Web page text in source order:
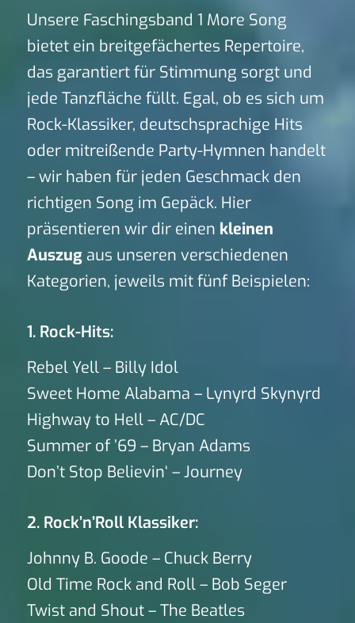
Unsere Faschingsband 1 More Song
bietet ein breitgefächertes Repertoire,
das garantiert für Stimmung sorgt und
jede Tanzfläche füllt. Egal, ob es sich um
Rock-Klassiker, deutschsprachige Hits
oder mitreißende Party-Hymnen handelt
– wir haben für jeden Geschmack den
richtigen Song im Gepäck. Hier
präsentieren wir dir einen kleinen
Auszugaus unseren verschiedenen
Kategorien, jeweils mit fünf Beispielen:
1. Rock-Hits:
Rebel Yell – Billy Idol
Sweet Home Alabama – Lynyrd Skynyrd
Highway to Hell – AC/DC
Summer of ’69 – Bryan Adams
Don’t Stop Believin‘ – Journey
2. Rock’n’Roll Klassiker:
Johnny B. Goode – Chuck Berry
Old Time Rock and Roll – Bob Seger
Twist and Shout – The Beatles